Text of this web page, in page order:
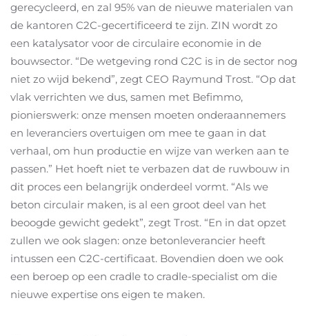
gerecycleerd, en zal 95% van de nieuwe materialen van
de kantoren C2C-gecertificeerd te zijn. ZIN wordt zo
een katalysator voor de circulaire economie in de
bouwsector. “De wetgeving rond C2C is in de sector nog
niet zo wijd bekend”, zegt CEO Raymund Trost. “Op dat
vlak verrichten we dus, samen met Befimmo,
pionierswerk: onze mensen moeten onderaannemers
en leveranciers overtuigen om mee te gaan in dat
verhaal, om hun productie en wijze van werken aan te
passen.” Het hoeft niet te verbazen dat de ruwbouw in
dit proces een belangrijk onderdeel vormt. “Als we
beton circulair maken, is al een groot deel van het
beoogde gewicht gedekt”, zegt Trost. “En in dat opzet
zullen we ook slagen: onze betonleverancier heeft
intussen een C2C-certificaat. Bovendien doen we ook
een beroep op een cradle to cradle-specialist om die
nieuwe expertise ons eigen te maken.